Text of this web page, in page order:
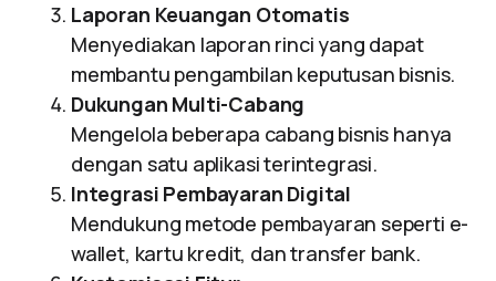
Laporan Keuangan Otomatis
Menyediakan laporan rinci yang dapat
membantu pengambilan keputusan bisnis.
Dukungan Multi-Cabang
Mengelola beberapa cabang bisnis hanya
dengan satu aplikasi terintegrasi.
Integrasi Pembayaran Digital
Mendukung metode pembayaran seperti e-
wallet, kartu kredit, dan transfer bank.